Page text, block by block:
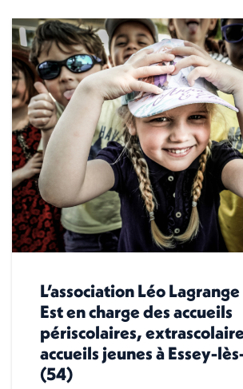
L’association Léo
Est en charge des accueils
périscolaires,
accueils jeunes à Essey-
(54)